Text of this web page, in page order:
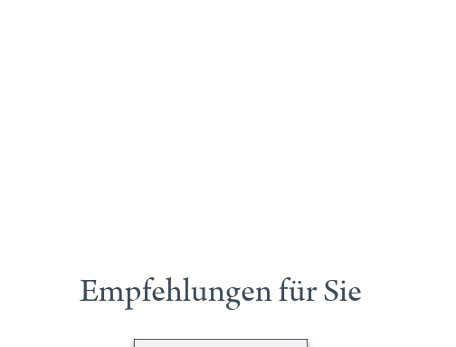
Empfehlungen für Sie